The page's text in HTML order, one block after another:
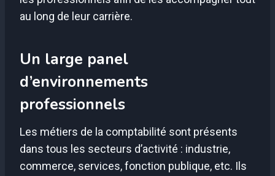
au long de leur carrière.
Un large panel
d’environnements
professionnels
Les métiers de la comptabilité sont présents
dans tous les secteurs d’activité : industrie,
commerce, services, fonction publique, etc. Ils